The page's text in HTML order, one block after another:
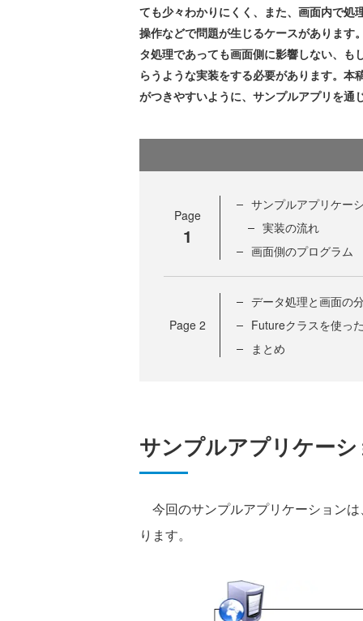
ても少々わかりにくく、また、画面内で処
操作などで問題が生じるケースがありま
タ処理であっても画面側に影響しない、
らうような実装をする必要があります。
がつきやすいように、サンプルアプリを
Page
1
サンプルアプリケー
実装の流れ
画面側のプログラム
Page 2
データ処理と画面の
Futureクラスを使っ
まとめ
サンプルアプリケー
今回のサンプルアプリケーション
ります。